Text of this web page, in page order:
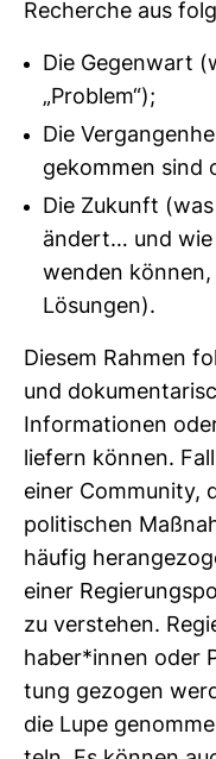
Recherche aus
Die Gegenwart
„Problem“);
Die
gekommen sind
Die Zukunft
ändert… und wie
wenden
Lösungen).
Diesem Rahmen
und
Infor­ma­tionen
lie­fern können.
einer Com­mu­nity,
poli­ti­schen
häufig
einer
zu ver­stehen.
haber*innen oder
tung gezogen
die Lupe